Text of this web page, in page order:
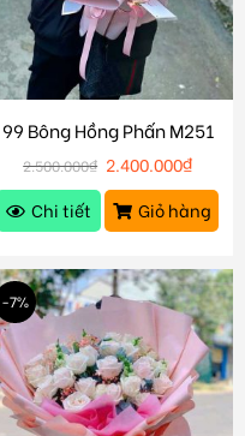
99 Bông Hồng Phấn M251
2.500.000₫ 2.400.000₫
Chi tiết
Giỏ hàng
-7%